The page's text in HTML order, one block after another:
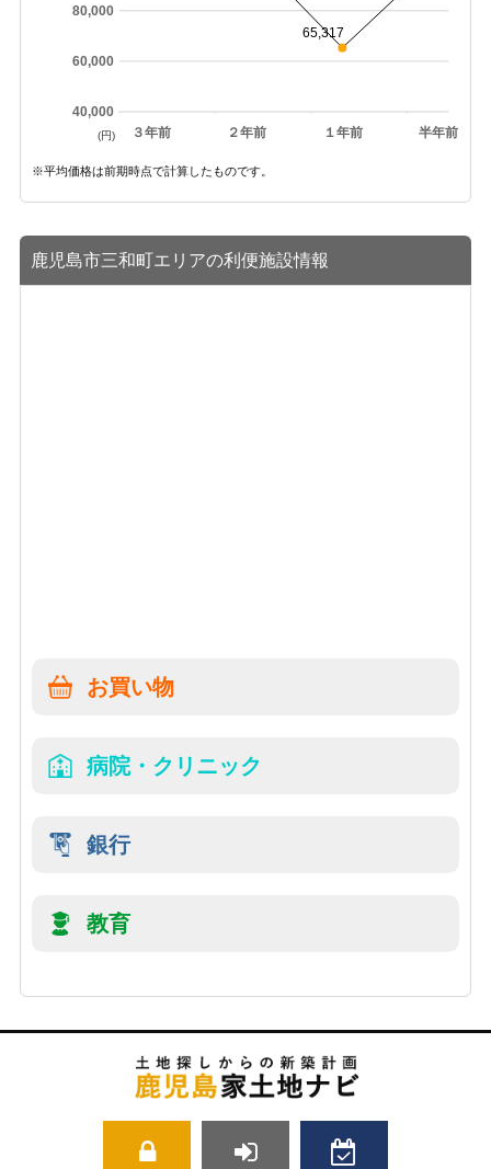
３年前 ２年前 １年前 半年前
40,000
60,000
80,000
65,317
(円)
※平均価格は前期時点で計算したものです。
鹿児島市三和町エリアの利便施設情報
お買い物
病院・クリニック
銀行
教育